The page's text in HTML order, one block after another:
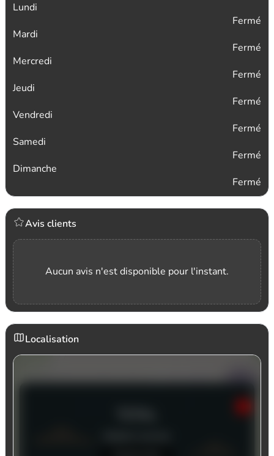
Lundi
Fermé
Mardi
Fermé
Mercredi
Fermé
Jeudi
Fermé
Vendredi
Fermé
Samedi
Fermé
Dimanche
Fermé
Avis clients
Aucun avis n'est disponible pour l'instant.
Localisation